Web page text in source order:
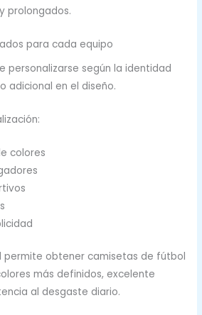
prolongados.
para cada equipo
personalizarse según la identidad
adicional en el diseño.
colores
permite obtener camisetas de fútbol
más definidos, excelente
al desgaste diario.